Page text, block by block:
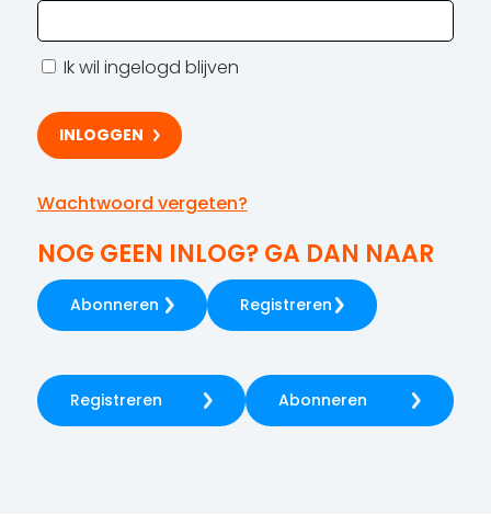
Ik wil ingelogd blijven
Wachtwoord vergeten?
NOG GEEN INLOG? GA DAN NAAR
Abonneren Registreren
Registreren Abonneren